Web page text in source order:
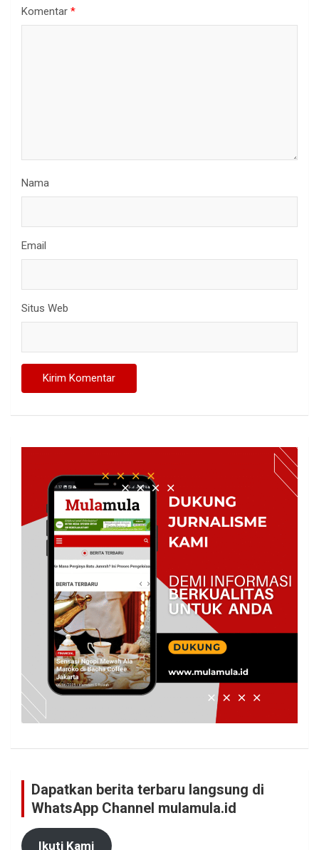
Komentar *
Nama
Email
Situs Web
Dapatkan berita terbaru langsung di
WhatsApp Channel mulamula.id
Ikuti Kami